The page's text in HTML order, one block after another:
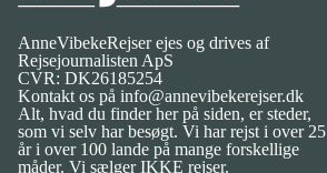
AnneVibekeRejser ejes og drives af
Rejsejournalisten ApS
CVR: DK26185254
Kontakt os på info@annevibekerejser.dk
Alt, hvad du finder her på siden, er steder,
som vi selv har besøgt. Vi har rejst i over 25
år i over 100 lande på mange forskellige
måder. Vi sælger IKKE rejser.